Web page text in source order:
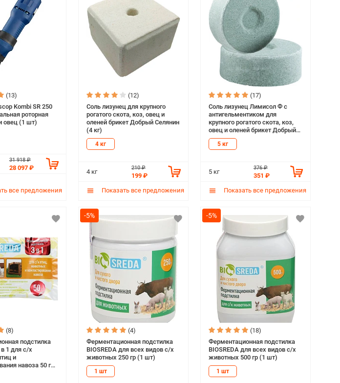
(13)
Kombi SR 250
роторная
овец (1 шт)
31 918 ₽
28 097 ₽
все предложения
(12)
Соль лизунец для крупного
рогатого скота, коз, овец и
оленей брикет Добрый Селянин
(4 кг)
4 кг
4 кг
210 ₽
199 ₽
Показать все предложения
(17)
Соль лизунец Лимисол Ф с
антигельментиком для
крупного рогатого скота, коз,
овец и оленей брикет Добрый
Селянин (5 кг)
5 кг
5 кг
376 ₽
351 ₽
Показать все предложения
(8)
подстилка
в 1 для с/х
и
навоза 50 гр
-5%
(4)
Ферментационная подстилка
BIOSREDA для всех видов с/х
животных 250 гр (1 шт)
1 шт
-5%
(18)
Ферментационная подстилка
BIOSREDA для всех видов с/х
животных 500 гр (1 шт)
1 шт